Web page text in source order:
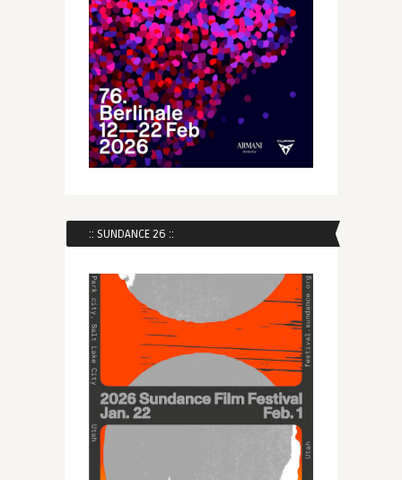
:: SUNDANCE 26 ::